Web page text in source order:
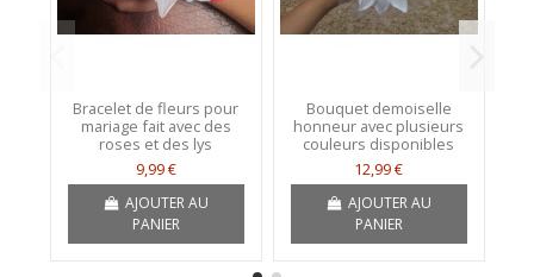
Bracelet de fleurs pour
mariage fait avec des
roses et des lys
9,99 €
AJOUTER AU
PANIER
Bouquet demoiselle
honneur avec plusieurs
couleurs disponibles
12,99 €
AJOUTER AU
PANIER